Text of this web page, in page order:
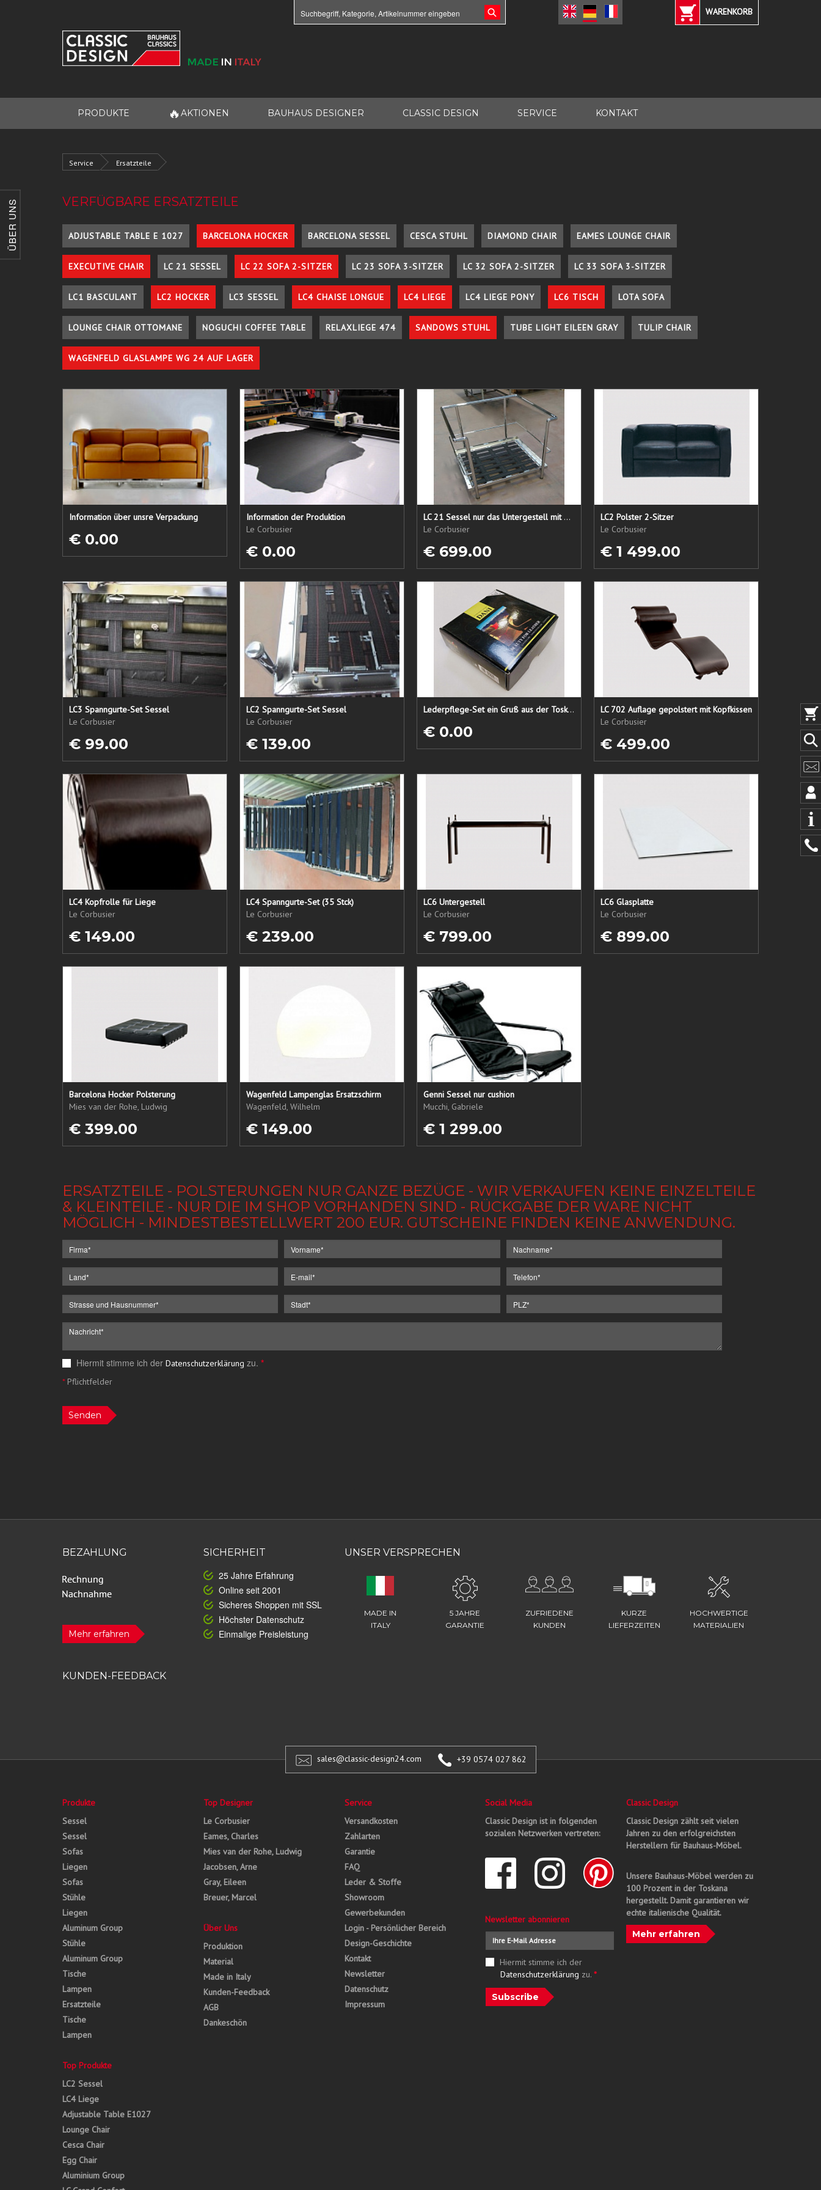
ÜBER UNS
WARENKORB
PRODUKTE 🔥 AKTIONEN BAUHAUS DESIGNER CLASSIC DESIGN SERVICE KONTAKT
Service Ersatzteile
VERFÜGBARE ERSATZTEILE
ADJUSTABLE TABLE E 1027 BARCELONA HOCKER BARCELONA SESSEL CESCA STUHL DIAMOND CHAIR EAMES LOUNGE CHAIR
EXECUTIVE CHAIR LC 21 SESSEL LC 22 SOFA 2-SITZER LC 23 SOFA 3-SITZER LC 32 SOFA 2-SITZER LC 33 SOFA 3-SITZER
LC1 BASCULANT LC2 HOCKER LC3 SESSEL LC4 CHAISE LONGUE LC4 LIEGE LC4 LIEGE PONY LC6 TISCH LOTA SOFA
LOUNGE CHAIR OTTOMANE NOGUCHI COFFEE TABLE RELAXLIEGE 474 SANDOWS STUHL TUBE LIGHT EILEEN GRAY TULIP CHAIR
WAGENFELD GLASLAMPE WG 24 AUF LAGER
Information über unsre Verpackung
€ 0.00
Information der Produktion
Le Corbusier
€ 0.00
LC 21 Sessel nur das Untergestell mit elastischen Straps
Le Corbusier
€ 699.00
LC2 Polster 2-Sitzer
Le Corbusier
€ 1 499.00
LC3 Spanngurte-Set Sessel
Le Corbusier
€ 99.00
LC2 Spanngurte-Set Sessel
Le Corbusier
€ 139.00
Lederpflege-Set ein Gruß aus der Toskana...
€ 0.00
LC 702 Auflage gepolstert mit Kopfkissen
Le Corbusier
€ 499.00
LC4 Kopfrolle für Liege
Le Corbusier
€ 149.00
LC4 Spanngurte-Set (35 Stck)
Le Corbusier
€ 239.00
LC6 Untergestell
Le Corbusier
€ 799.00
LC6 Glasplatte
Le Corbusier
€ 899.00
Barcelona Hocker Polsterung
Mies van der Rohe, Ludwig
€ 399.00
Wagenfeld Lampenglas Ersatzschirm
Wagenfeld, Wilhelm
€ 149.00
Genni Sessel nur cushion
Mucchi, Gabriele
€ 1 299.00
ERSATZTEILE - POLSTERUNGEN NUR GANZE BEZÜGE - WIR VERKAUFEN KEINE EINZELTEILE
& KLEINTEILE - NUR DIE IM SHOP VORHANDEN SIND - RÜCKGABE DER WARE NICHT
MÖGLICH - MINDESTBESTELLWERT 200 EUR. GUTSCHEINE FINDEN KEINE ANWENDUNG.
Hiermit stimme ich der Datenschutzerklärung zu. *
*Pflichtfelder
Senden
BEZAHLUNG
Mehr erfahren
SICHERHEIT
25 Jahre Erfahrung
Online seit 2001
Sicheres Shoppen mit SSL
Höchster Datenschutz
Einmalige Preisleistung
UNSER VERSPRECHEN
MADE IN
ITALY
5 JAHRE
GARANTIE
ZUFRIEDENE
KUNDEN
KURZE
LIEFERZEITEN
HOCHWERTIGE
MATERIALIEN
KUNDEN-FEEDBACK
sales@classic-design24.com +39 0574 027 862
Produkte
Sessel
Sessel
Sofas
Liegen
Sofas
Stühle
Liegen
Aluminum Group
Stühle
Aluminum Group
Tische
Lampen
Ersatzteile
Tische
Lampen
Top Produkte
LC2 Sessel
LC4 Liege
Adjustable Table E1027
Lounge Chair
Cesca Chair
Egg Chair
Aluminium Group
Top Designer
Le Corbusier
Eames, Charles
Mies van der Rohe, Ludwig
Jacobsen, Arne
Gray, Eileen
Breuer, Marcel
Über Uns
Produktion
Material
Made in Italy
Kunden-Feedback
AGB
Dankeschön
Service
Versandkosten
Zahlarten
Garantie
FAQ
Leder & Stoffe
Showroom
Gewerbekunden
Login - Persönlicher Bereich
Design-Geschichte
Kontakt
Newsletter
Datenschutz
Impressum
Social Media
Classic Design ist in folgenden
sozialen Netzwerken vertreten:
Newsletter abonnieren
Hiermit stimme ich der
Datenschutzerklärung zu. *
Subscribe
Classic Design
Classic Design zählt seit vielen
Jahren zu den erfolgreichsten
Herstellern für Bauhaus-Möbel.
Unsere Bauhaus-Möbel werden zu
100 Prozent in der Toskana
hergestellt. Damit garantieren wir
echte italienische Qualität.
Mehr erfahren